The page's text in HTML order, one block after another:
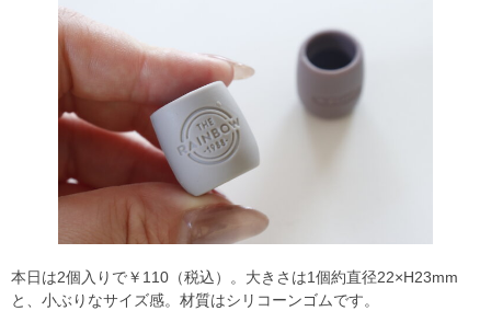
本日は2個入りで￥110（税込）。大きさは1個約直径22×H23mm
と、小ぶりなサイズ感。材質はシリコーンゴムです。